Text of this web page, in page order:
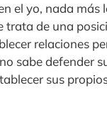
el yo, nada más
trata de una
relaciones
sabe defender
sus